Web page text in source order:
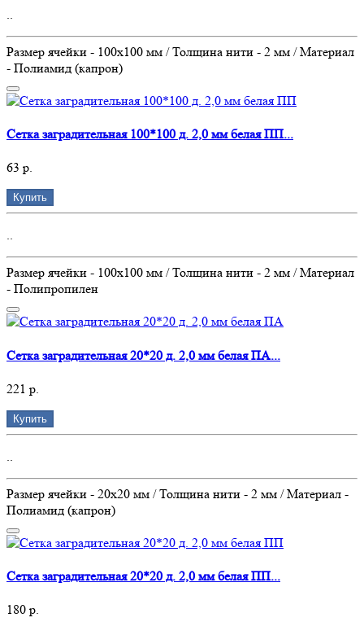
..
Размер ячейки - 100х100 мм / Толщина нити - 2 мм / Материал
- Полиамид (капрон)
Сетка заградительная 100*100 д. 2,0 мм белая ПП...
63 р.
Купить
..
Размер ячейки - 100х100 мм / Толщина нити - 2 мм / Материал
- Полипропилен
Сетка заградительная 20*20 д. 2,0 мм белая ПА...
221 р.
Купить
..
Размер ячейки - 20х20 мм / Толщина нити - 2 мм / Материал -
Полиамид (капрон)
Сетка заградительная 20*20 д. 2,0 мм белая ПП...
180 р.